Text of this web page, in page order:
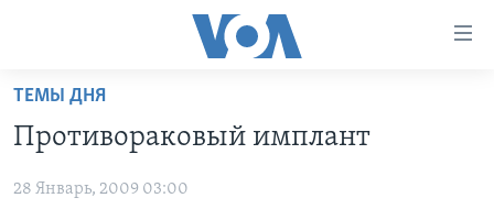
Перейти
основной
Перейти
ПРОГРАММЫ
АМЕРИКА
ПРОЕКТЫ
ТЕМЫ ДНЯ
Противораковый имплант
28 Январь, 2009 03:00